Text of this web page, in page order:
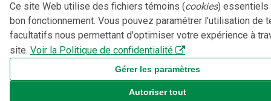
Ce site Web utilise des fichiers témoins (cookies) essentiels
bon fonctionnement. Vous pouvez paramétrer l'utilisation de
facultatifs nous permettant d'optimiser votre expérience à
site. Voir la Politique de confidentialité
Gérer les paramètres
Autoriser tout